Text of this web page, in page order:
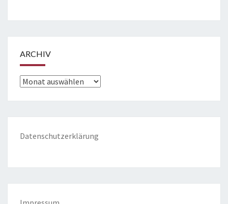
ARCHIV
Archiv
Datenschutzerklärung